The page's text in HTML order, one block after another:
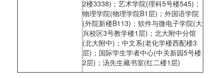
2楼3338)；艺术学院(理科5号楼545)；
物理学院(物理学院B1层)；外国语学院
(外院新楼B113)；软件与微电子学院(大
兴校区3号教学楼1层)；北大附中分馆
(北大附中)；中文系(老化学楼西配楼3
层)；国际学生学者中心(中关新园5号楼
2层)；汤先生藏书室(红二楼1层)